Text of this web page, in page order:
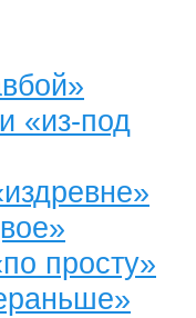
«из-под
просту»